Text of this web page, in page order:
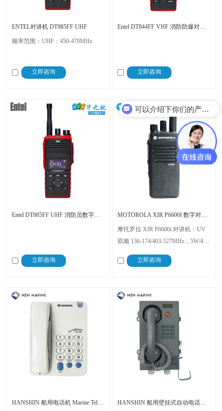
ENTEL对讲机 DT985FF UHF
频率范围：UHF：450-470MHz
立即咨询
Entel DT844FF VHF 消防防爆对讲机 MED认证
立即咨询
立即咨询
摩托罗拉 XIR P6600i 对讲机：UV
双频 136-174/403-527MHz，5W/4W
耐温，22h 数字续航，64 信道，适
立即咨询
HANSHIN 船用电话机 Marine Telephone HS-70A HANSHIN 船用壁挂式自动电话机 HAW-700C
可以介绍下你们的产品么？